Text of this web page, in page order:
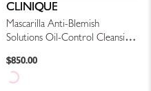
CLINIQUE
Mascarilla Anti-Blemish
Solutions Oil-Control Cleansing
$850.00